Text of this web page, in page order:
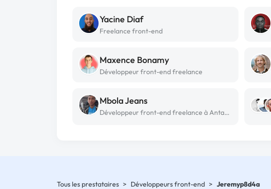
Yacine Diaf
Freelance front-end
Maxence Bonamy
Développeur front-end freelance
Mbola Jeans
Développeur front-end freelance à Antananarivo
Tous les prestataires > Développeurs front-end > Jeremyp8d4a